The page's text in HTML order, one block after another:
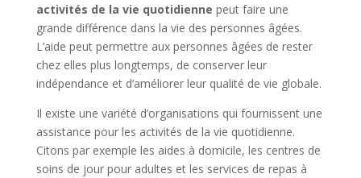
activités de la vie quotidienne peut faire une
grande différence dans la vie des personnes âgées.
L’aide peut permettre aux personnes âgées de rester
chez elles plus longtemps, de conserver leur
indépendance et d’améliorer leur qualité de vie globale.
Il existe une variété d’organisations qui fournissent une
assistance pour les activités de la vie quotidienne.
Citons par exemple les aides à domicile, les centres de
soins de jour pour adultes et les services de repas à